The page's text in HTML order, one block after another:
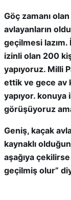
Göç zamanı olan
avlayanların
geçilmesi lazım.
izinli olan 200
yapıyoruz. Milli
ettik ve gece av
yapıyor. konuya
görüşüyoruz
Geniş, kaçak
kaynaklı
aşağıya
geçilmiş olur”